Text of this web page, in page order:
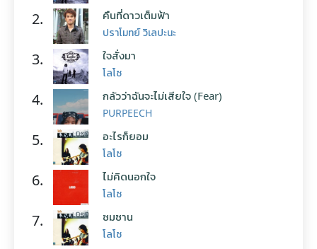
2. คืนที่ดาวเต็มฟ้า
ปราโมทย์ วิเลปะนะ
3. ใจสั่งมา
โลโซ
4. กลัวว่าฉันจะไม่เสียใจ (Fear)
PURPEECH
5. อะไรก็ยอม
โลโซ
6. ไม่คิดนอกใจ
โลโซ
7. ซมซาน
โลโซ